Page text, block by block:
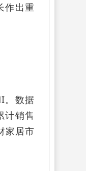
作出重
。数据
计销售
家居市